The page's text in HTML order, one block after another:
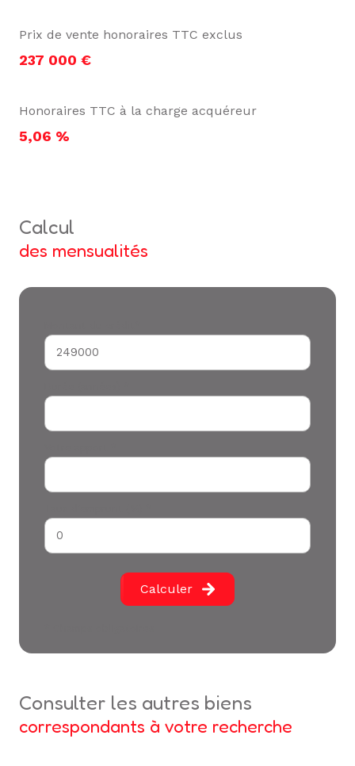
Prix de vente honoraires TTC exclus
237 000 €
Honoraires TTC à la charge acquéreur
5,06 %
calcul
des mensualités
Calculer
consulter les autres biens
correspondants à votre recherche